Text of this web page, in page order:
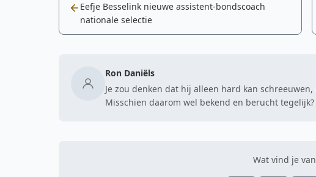
Eefje Besselink nieuwe assistent-bondscoach
nationale selectie
Ron Daniëls
Je zou denken dat hij alleen hard kan
Misschien daarom wel bekend en berucht tegelijk?
Wat vind je